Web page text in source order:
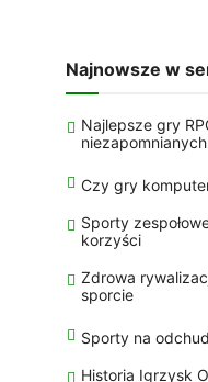
Najnowsze w
Najlepsze gry
Czy gry
Sporty
korzyści
Zdrowa
sporcie
Sporty na
Historia Igrzysk